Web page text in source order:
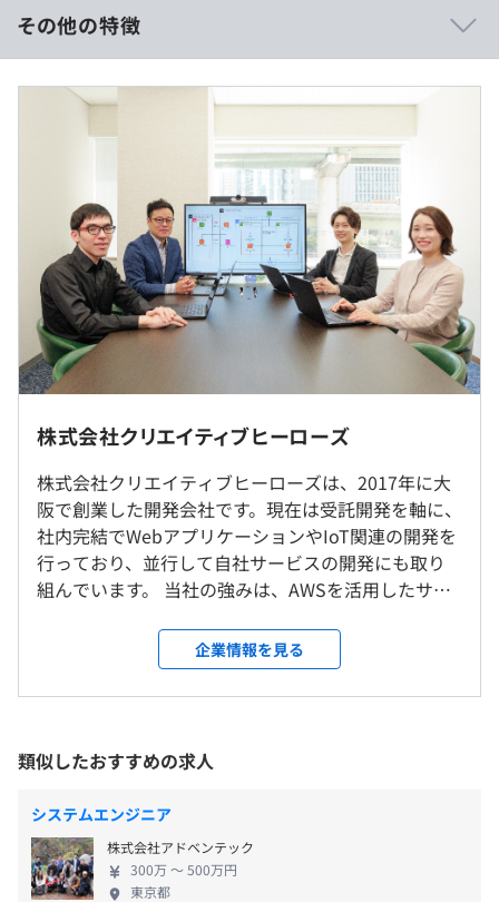
お客様の依頼に応じて、2〜3か月ほどの中規模案件か
ら、1週間単位の短期開発まで、さまざまな開発に取り組
んでいます。
開発の中心は AWSのサーバーレスアーキテクチャ
Vue.js(Nuxt.js) / React(Next.js) といったモダンなフロント
新しい技術は、ただ「流行だから取り入れる」のではな
く、ちゃんと調査・検証したうえで導入しています。
だからこそ、「試して終わり」ではなく、「実務で使いこ
なせる技術力」が身につきます。
コードはすべて技術責任者がレビューし、設計の意図や改
善点を丁寧にフィードバックしています。
境だからこそ、技術的な迷子になりにくく、着実にスキル
アップしていけるのが特徴です。
■ 日本酒ボトルラベル認識IoT&AI機器システム開発
日本酒のボトルを差し込むと画像認識によりラベルから銘
柄を特定し、その情報をサーバーから取得して、その日本
酒の酒蔵の情報や合う料理の情報を表示するアプリの開発
FW:Vue+CoreUI, Electron
■ クラフトビールリアルタイム検索システム開発
ビヤ樽の残量や温度などをIoT機器で測定してサーバーに
- 基本的にはリモート勤務となります（※関西圏に在住の
方に限ります）
- 月1回程度出社日があります
- ご希望の場合はオフィスでの勤務も可能です
就業場所の変更範囲
＜雇入時＞
会社の定める場所（テレワークを行う場所を含む）
従業員に対する受動喫煙対策：あり
- 賃金形態：月給
- 賃金の決定方法：当社規定により決定
- 基本給：約207,700円〜255,600円
- 固定残業代：35時間分、約52,300円～64,400円（超過分
は別途支給）
- 決算賞与：年2回支給
- その他定額手当：在宅勤務手当 5,000円
（※想定年収
- フレックスタイム制
- 所定労働時間：1日8時間
- コアタイム：10:00〜18:00
休憩時間：休憩60分 ※昼食時間は業務の都合により各々
の自主性に任せています
平均残業時間：平均20時間/月（個々のスキルによって変
- 夏季特別休暇（4日間）
- 冬季特別休暇（3~4日間）
- 有給休暇
※ 業務に支障がない限り理由不問
- 産休育休
その他の特徴
株式会社クリエイティブヒーローズ
株式会社クリエイティブヒーローズは、2017年に大
阪で創業した開発会社です。現在は受託開発を軸に、
社内完結でWebアプリケーションやIoT関連の開発を
行っており、並行して自社サービスの開発にも取り
組んでいます。 当社の強みは、AWSを活用したサー
あります。Lambda、API Gateway、DynamoDBな
どを中心に、フルマネージドな構成でインフラの運
用負荷を最小限に抑え、少人数でも高い生産性を維
技術領域を本格的に業務へ適用している企業はまだ
少なく、早期からの継続的な導入によって得られた
知見は大きな技術的優位性となっています。 受託案
件では、IoT連携アプリケーションや飲食・レシピ系
のWebサービス、業務支援システムなど、要件定義
から設計・開発・運用まで一貫して対応しています。
企業情報を見る
類似したおすすめの求人
システムエンジニア
株式会社アドベンテック
300万 〜 500万円
東京都